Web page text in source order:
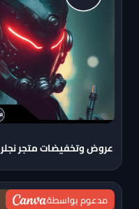
عروض وتخفيضات متجر نجلر
مدعوم بواسطة